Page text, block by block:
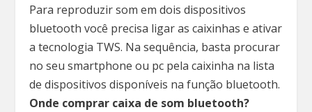
Para reproduzir som em dois dispositivos
bluetooth você precisa ligar as caixinhas e ativar
a tecnologia TWS. Na sequência, basta procurar
no seu smartphone ou pc pela caixinha na lista
de dispositivos disponíveis na função bluetooth.
Onde comprar caixa de som bluetooth?